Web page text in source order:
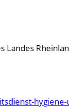
hygiene-